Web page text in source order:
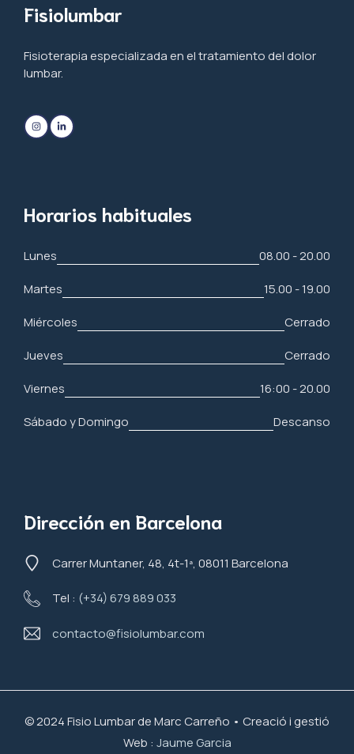
Fisiolumbar
Fisioterapia especializada en el tratamiento del dolor
lumbar.
Horarios habituales
Lunes
08.00 - 20.00
Martes
15.00 - 19.00
Miércoles
Cerrado
Jueves
Cerrado
Viernes
16:00 - 20.00
Sábado y Domingo
Descanso
Dirección en Barcelona
Carrer Muntaner, 48, 4t-1ª, 08011 Barcelona
Tel : (+34) 679 889 033
contacto@fisiolumbar.com
© 2024 Fisio Lumbar de Marc Carreño • Creació i gestió
Web : Jaume Garcia